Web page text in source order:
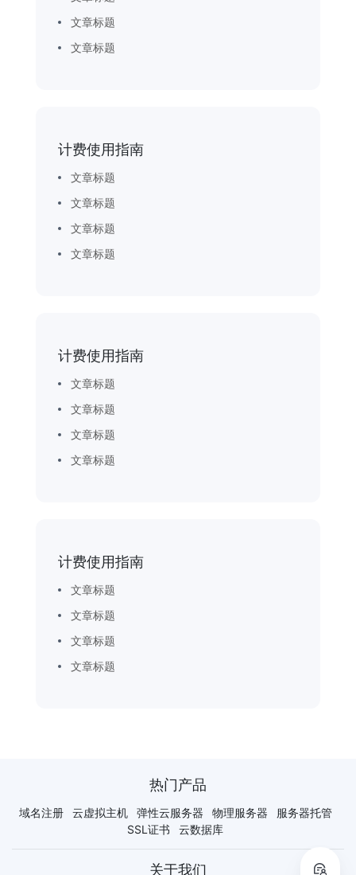
文章标题
文章标题
计费使用指南
文章标题
文章标题
文章标题
文章标题
计费使用指南
文章标题
文章标题
文章标题
文章标题
计费使用指南
文章标题
文章标题
文章标题
文章标题
热门产品
域名注册 云虚拟主机 弹性云服务器 物理服务器
服务器托管
SSL证书
云数据库
关于我们